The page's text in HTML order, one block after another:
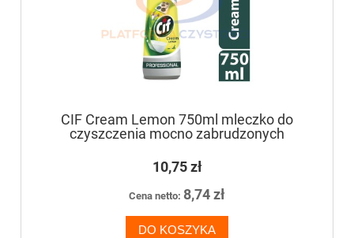
CIF Cream Lemon 750ml mleczko do
czyszczenia mocno zabrudzonych
10,75 zł
Cena netto: 8,74 zł
DO KOSZYKA